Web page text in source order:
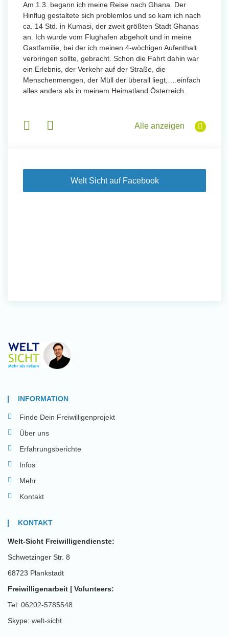
Am 1.3. begann ich meine Reise nach Ghana. Der
Hinflug gestaltete sich problemlos und so kam ich nach
ca. 14 Std. in Kumasi, der zweit größten Stadt Ghanas
an. Ich wurde vom Flughafen abgeholt und in meine
Gastfamilie, bei der ich meinen 4-wöchigen Aufenthalt
verbringen sollte, gebracht. Schon die Fahrt dahin war
ein Erlebnis, der Verkehr auf der Straße, die
Menschenmengen, der Müll der überall liegt,….einfach
alles anders als in meinem Heimatland Österreich.
Alle anzeigen
Welt Sicht auf Facebook
INFORMATION
Finde Dein Freiwilligenprojekt
Über uns
Erfahrungsberichte
Infos
Mehr
Kontakt
KONTAKT
Welt-Sicht Freiwilligendienste:
Schwetzinger Str. 8
68723 Plankstadt
Freiwilligenarbeit | Volunteers:
Tel: 06202-5785548
Skype: welt-sicht